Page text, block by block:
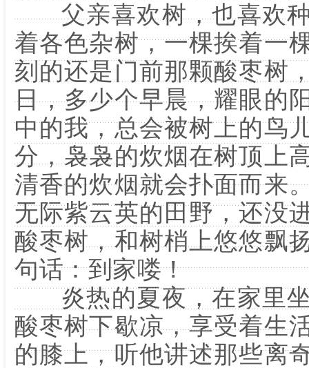
父亲喜欢树，也喜欢种
着各色杂树，一棵挨着一
刻的还是门前那颗酸枣树
日，多少个早晨，耀眼的
中的我，总会被树上的鸟
分，袅袅的炊烟在树顶上
清香的炊烟就会扑面而来
无际紫云英的田野，还没
酸枣树，和树梢上悠悠飘
句话：到家喽！
炎热的夏夜，在家里坐
酸枣树下歇凉，享受着生
的膝上，听他讲述那些离